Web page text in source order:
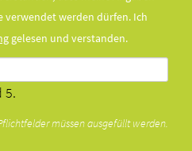
verwendet werden dürfen. Ich
gelesen und verstanden.
5.
müssen ausgefüllt werden.